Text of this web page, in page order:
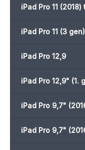
iPad Pro 11
iPad Pro 11 (3
iPad Pro 12,9
iPad Pro 12,9" (1.
iPad Pro 9,7"
iPad Pro 9,7"